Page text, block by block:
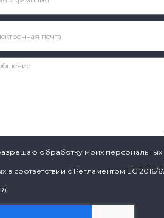
обработку моих персональных
в соответствии с Регламентом ЕС 2016/